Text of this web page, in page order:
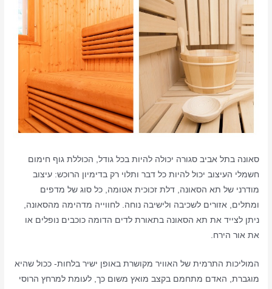
סאונה בתל אביב סגורה יכולה להיות בכל גודל, הכוללת גוף חימום
חשמלי העיצוב יכול להיות כל דבר ותלוי רק בדימיון הרוכש: עיצוב
מודרני של תא הסאונה, דלת זכוכית אטומה, כל סוג של מדפים
ומתלים, אזורים לשכיבה ולישיבה נוחה. לחווייה מדהימה מהסאונה,
ניתן לצייד את תא הסאונה בתאורת לדים הדומה כוכבים נופלים או
את אור הירח.
המוליכות התרמית של האוויר מקושרת באופן ישיר בלחות- ככול שהיא
מוגברת, האדם מתחמם בקצב מואץ משום כך, לעומת למרחץ הרוסי